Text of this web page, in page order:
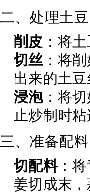
二、处理土豆
削皮 ：将
切丝 ：将
出来的土豆
浸泡：将
止炒制时粘
三、准备配料
切配料：
姜切成末，